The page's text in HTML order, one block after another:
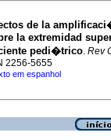
de la
la extremidad
pedi�trico. Rev
2256-5655
em espanhol